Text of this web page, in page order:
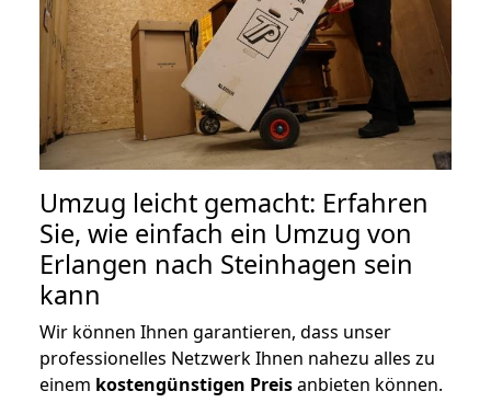
Umzug leicht gemacht: Erfahren
Sie, wie einfach ein Umzug von
Erlangen nach Steinhagen sein
kann
Wir können Ihnen garantieren, dass unser
professionelles Netzwerk Ihnen nahezu alles zu
einem kostengünstigen Preisanbieten können.